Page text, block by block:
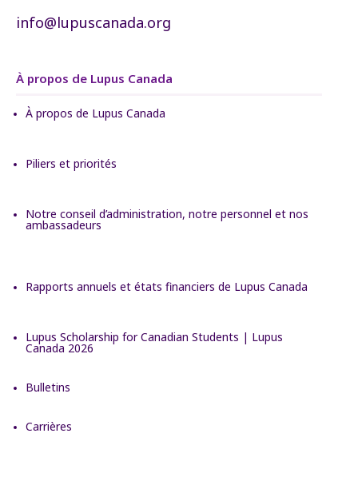
info@lupuscanada.org
À propos de Lupus Canada
À propos de Lupus Canada
Piliers et priorités
Notre conseil d’administration, notre personnel et nos
ambassadeurs
Rapports annuels et états financiers de Lupus Canada
Lupus Scholarship for Canadian Students | Lupus
Canada 2026
Bulletins
Carrières